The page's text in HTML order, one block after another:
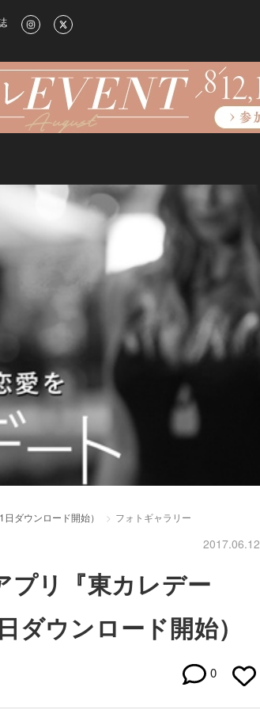
イフスタイル情報
ダウンロード開始）
フォトギャラリー
2017.06.12
プリ『東カレデー
ダウンロード開始）
0